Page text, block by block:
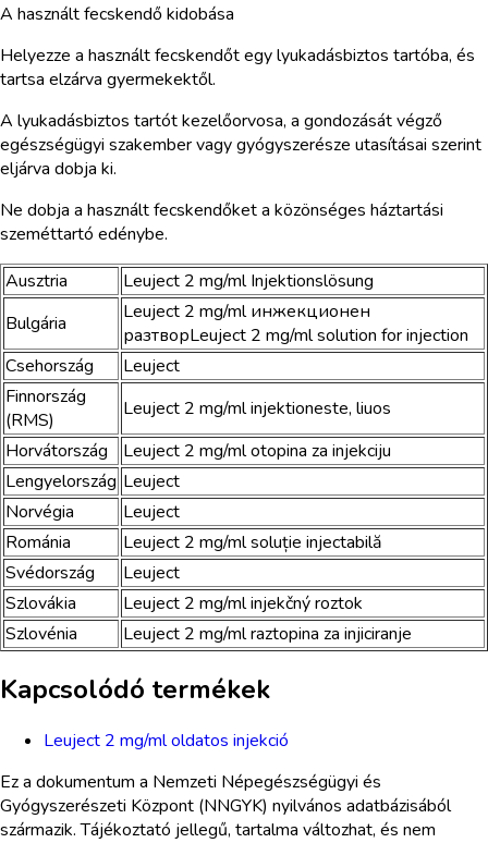
A használt fecskendő kidobása
Helyezze a használt fecskendőt egy lyukadásbiztos tartóba, és
tartsa elzárva gyermekektől.
A lyukadásbiztos tartót kezelőorvosa, a gondozását végző
egészségügyi szakember vagy gyógyszerésze utasításai szerint
eljárva dobja ki.
Ne dobja a használt fecskendőket a közönséges háztartási
szeméttartó edénybe.
Ausztria
Leuject 2 mg/ml Injektionslösung
Bulgária
Leuject 2 mg/ml инжекционен
разтворLeuject 2 mg/ml solution for injection
Csehország
Leuject
Finnország
(RMS)
Leuject 2 mg/ml injektioneste, liuos
Horvátország
Leuject 2 mg/ml otopina za injekciju
Lengyelország Leuject
Norvégia
Leuject
Románia
Leuject 2 mg/ml soluție injectabilă
Svédország
Leuject
Szlovákia
Leuject 2 mg/ml injekčný roztok
Szlovénia
Leuject 2 mg/ml raztopina za injiciranje
Kapcsolódó termékek
Leuject 2 mg/ml oldatos injekció
Ez a dokumentum a Nemzeti Népegészségügyi és
Gyógyszerészeti Központ (NNGYK) nyilvános adatbázisából
származik. Tájékoztató jellegű, tartalma változhat, és nem